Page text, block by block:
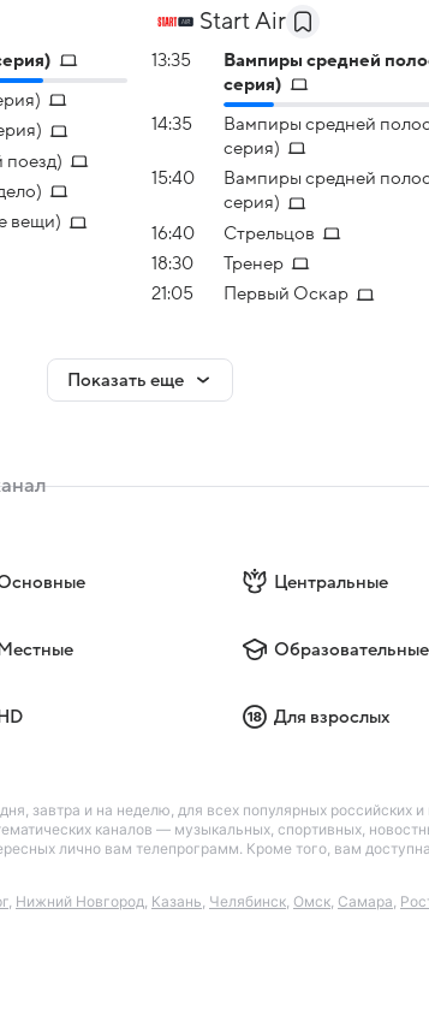
поезд)
вещи)
Start Air
13:35
Вампиры средней
серия)
14:35
Вампиры средней
серия)
15:40
Вампиры средней
серия)
16:40
Стрельцов
18:30
Тренер
21:05
Первый Оскар
Показать еще
Центральные
Местные Образовательные
HD Для взрослых
завтра и на неделю, для всех популярных
каналов — музыкальных, спортивных,
лично вам телепрограмм. Кроме того, вам
Нижний Новгород Казань Челябинск Омск Самара